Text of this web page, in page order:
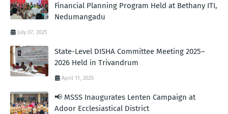
Financial Planning Program Held at Bethany ITI,
Nedumangadu
July 07, 2025
State-Level DISHA Committee Meeting 2025–
2026 Held in Trivandrum
April 11, 2025
📢 MSSS Inaugurates Lenten Campaign at
Adoor Ecclesiastical District